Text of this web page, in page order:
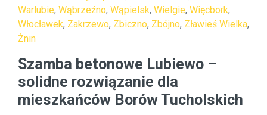
Warlubie, Wąbrzeźno, Wąpielsk, Wielgie, Więcbork,
Włocławek, Zakrzewo, Zbiczno, Zbójno, Zławieś Wielka,
Żnin
Szamba betonowe Lubiewo –
solidne rozwiązanie dla
mieszkańców Borów Tucholskich